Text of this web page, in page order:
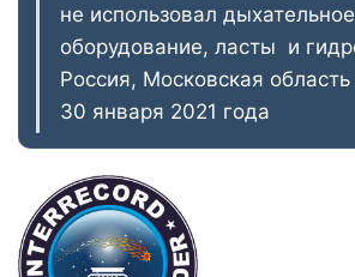
не использовал дыхательное
оборудование, ласты и
Россия, Московская область
30 января 2021 года